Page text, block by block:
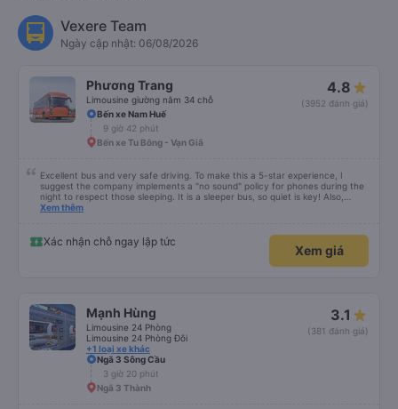
Vexere Team
Ngày cập nhật: 06/08/2026
Phương Trang
Limousine giường nằm 34 chỗ
4.8
(3952 đánh giá)
Bến xe Nam Huế
9 giờ 42 phút
Bến xe Tu Bông - Vạn Giã
Excellent bus and very safe driving. To make this a 5-star experience, I
suggest the company implements a "no sound" policy for phones during the
night to respect those sleeping. It is a sleeper bus, so quiet is key! Also,
please display the Wi-Fi password clearly inside the cabin for convenience. I
quy định rõ ràng về việc giữ im lặng (tắt âm thanh điện thoại) vào ban đêm
để tránh làm phiền hành khách khác ngủ. Ngoài ra, nhà xe nên dán sẵn mật
khẩu Wi-Fi trong xe để hành khách dễ dàng sử dụng. Tôi vẫn sẽ tiếp tục ủng
Xem thêm
Xác nhận chỗ ngay lập tức
Xem giá
Mạnh Hùng
Limousine 24 Phòng
Limousine 24 Phòng Đôi
+1 loại xe khác
3.1
(381 đánh giá)
Ngã 3 Sông Cầu
3 giờ 20 phút
Ngã 3 Thành